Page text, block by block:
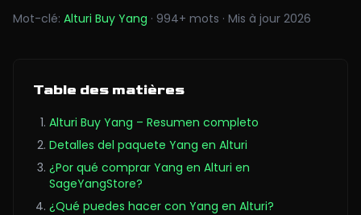
Mot-clé: Alturi Buy Yang · 994+ mots · Mis à jour 2026
Table des matières
Alturi Buy Yang – Resumen completo
Detalles del paquete Yang en Alturi
¿Por qué comprar Yang en Alturi en
SageYangStore?
¿Qué puedes hacer con Yang en Alturi?